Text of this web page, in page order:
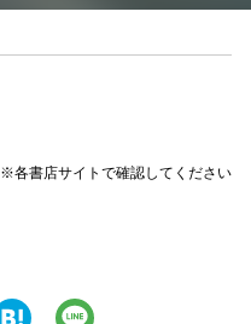
※各書店サイトで確認してください